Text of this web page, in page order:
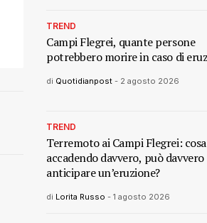
TREND
Campi Flegrei, quante persone
potrebbero morire in caso di
di Quotidianpost - 2 agosto 2026
TREND
Terremoto ai Campi Flegrei:
accadendo davvero, può davvero
anticipare un’eruzione?
di Lorita Russo - 1 agosto 2026